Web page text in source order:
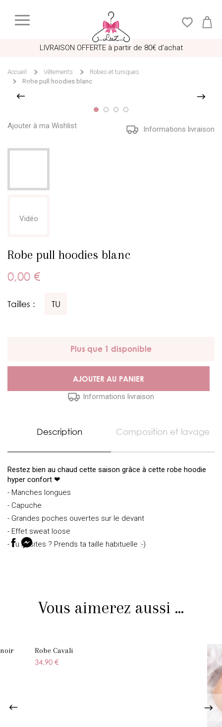
LIVRAISON OFFERTE à partir de 80€ d’achat
Accueil Vêtements
Robes et tuniques
Robe pull hoodies blanc
Ajouter à ma Wishlist Informations livraison
Vidéo
Robe pull hoodies blanc
0,00 €
Tailles : TU
Plus que 1 disponible
AJOUTER AU PANIER
Informations livraison
Description Composition et lavage
Restez bien au chaud cette saison grâce à cette robe hoodie
hyper confort ❤
- Manches longues
- Capuche
- Grandes poches ouvertes sur le devant
- Effet sweat loose
- Tu hésites ? Prends ta taille habituelle :-)
Vous aimerez aussi ...
Robe Cavali
34,90 €